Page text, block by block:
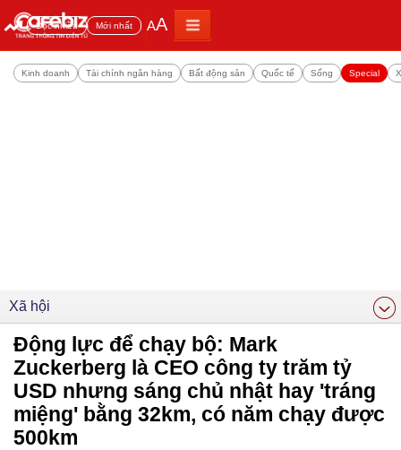
Đọc nhiều Mới nhất AA
Kinh doanh Tài chính ngân hàng Bất động sản Quốc tế Sống Special
Xã hội
Động lực để chạy bộ: Mark
Zuckerberg là CEO công ty trăm tỷ
USD nhưng sáng chủ nhật hay 'tráng
miệng' bằng 32km, có năm chạy được
500km